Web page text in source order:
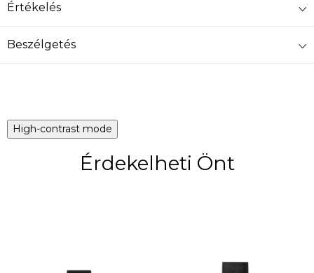
Értékelés
Beszélgetés
High-contrast mode
Érdekelheti Önt